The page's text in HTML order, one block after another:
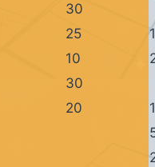
30
25
10
30
20